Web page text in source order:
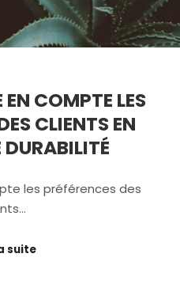
COMPTE LES
CLIENTS EN
DURABILITÉ
les préférences des
suite